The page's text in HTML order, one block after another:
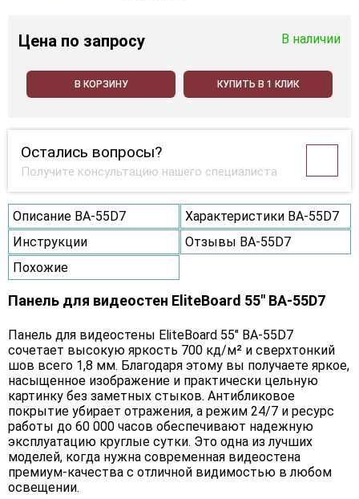
Цена по запросу В наличии
В КОРЗИНУ КУПИТЬ В 1 КЛИК
Остались вопросы?
Получите консультацию нашего специалиста
Описание BA-55D7
Характеристики BA-55D7
Инструкции
Отзывы BA-55D7
Похожие
Панель для видеостен EliteBoard 55" BA-55D7
Панель для видеостены EliteBoard 55" BA-55D7
сочетает высокую яркость 700 кд/м² и сверхтонкий
шов всего 1,8 мм. Благодаря этому вы получаете яркое,
насыщенное изображение и практически цельную
картинку без заметных стыков. Антибликовое
покрытие убирает отражения, а режим 24/7 и ресурс
работы до 60 000 часов обеспечивают надежную
эксплуатацию круглые сутки. Это одна из лучших
моделей, когда нужна современная видеостена
премиум-качества с отличной видимостью в любом
освещении.